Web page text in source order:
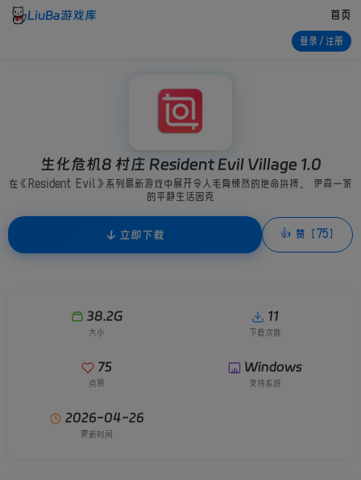
LiuBa游戏库 首页
登录/注册
生化危机8 村庄 Resident Evil Village 1.0
在《Resident Evil》系列最新游戏中展开令人毛骨悚然的绝命拚搏。 伊森一家
的平静生活因克
↓ 立即下载 👍 赞 [75]
38.2G
大小
11
下载次数
75
点赞
Windows
支持系统
2026-04-26
更新时间